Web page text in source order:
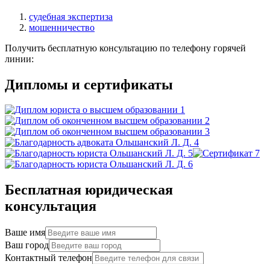
судебная экспертиза
мошенничество
Получить бесплатную консультацию по телефону горячей
линии:
Дипломы и сертификаты
Бесплатная юридическая
консультация
Ваше имя
Ваш город
Контактный телефон